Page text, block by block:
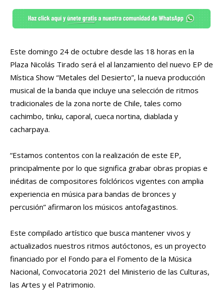
Este domingo 24 de octubre desde las 18 horas en la
Plaza Nicolás Tirado será el al lanzamiento del nuevo EP de
Mística Show “Metales del Desierto”, la nueva producción
musical de la banda que incluye una selección de ritmos
tradicionales de la zona norte de Chile, tales como
cachimbo, tinku, caporal, cueca nortina, diablada y
cacharpaya.
“Estamos contentos con la realización de este EP,
principalmente por lo que significa grabar obras propias e
inéditas de compositores folclóricos vigentes con amplia
experiencia en música para bandas de bronces y
percusión” afirmaron los músicos antofagastinos.
Este compilado artístico que busca mantener vivos y
actualizados nuestros ritmos autóctonos, es un proyecto
financiado por el Fondo para el Fomento de la Música
Nacional, Convocatoria 2021 del Ministerio de las Culturas,
las Artes y el Patrimonio.